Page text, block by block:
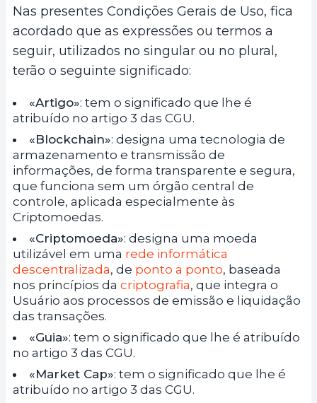
Nas presentes Condições Gerais de Uso, fica
acordado que as expressões ou termos a
seguir, utilizados no singular ou no plural,
terão o seguinte significado:
«Artigo»: tem o significado que lhe é
atribuído no artigo 3 das CGU.
«Blockchain»: designa uma tecnologia de
armazenamento e transmissão de
informações, de forma transparente e segura,
que funciona sem um órgão central de
controle, aplicada especialmente às
Criptomoedas.
«Criptomoeda»: designa uma moeda
utilizável em uma rede informática
descentralizada, de ponto a ponto, baseada
nos princípios da criptografia, que integra o
Usuário aos processos de emissão e liquidação
das transações.
«Guia»: tem o significado que lhe é atribuído
no artigo 3 das CGU.
«Market Cap»: tem o significado que lhe é
atribuído no artigo 3 das CGU.